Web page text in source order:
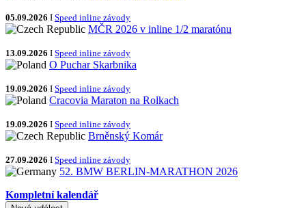
05.09.2026 I Speed inline závody
MČR 2026 v inline 1/2 maratónu
13.09.2026 I Speed inline závody
O Puchar Skarbnika
19.09.2026 I Speed inline závody
Cracovia Maraton na Rolkach
19.09.2026 I Speed inline závody
Brněnský Komár
27.09.2026 I Speed inline závody
52. BMW BERLIN-MARATHON 2026
Kompletní kalendář